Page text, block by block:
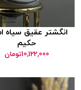
عقیق سیاه امضاء
10,122,000تومان